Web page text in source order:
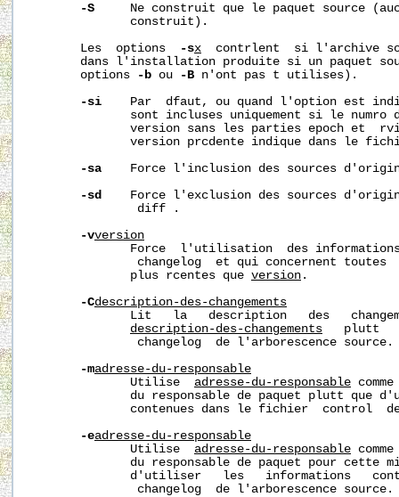
-S
Ne construit que le paquet source
              construit).
       Les  options
-sx
contrlent  si l'archive
dans l'installation produite si un paquet
       options
-b ou -B n'ont pas t utilises).
-si
Par  dfaut, ou quand l'option est
sont incluses uniquement si le numro
version sans les parties epoch et
version prcdente indique dans le
-sa
Force l'inclusion des sources
-sd
Force l'exclusion des sources
               diff .
-vversion
Force  l'utilisation  des
changelog  et qui concernent toutes
              plus rcentes que
version .
-Cdescription-des-changements
Lit   la   description   des
description-des-changements
plutt
               changelog  de l'arborescence source.
-madresse-du-responsable
              Utilise
adresse-du-responsable
du responsable de paquet plutt que
contenues dans le fichier  control
-eadresse-du-responsable
              Utilise
adresse-du-responsable
du responsable de paquet pour cette
d'utiliser   les   informations
               changelog  de l'arborescence source.